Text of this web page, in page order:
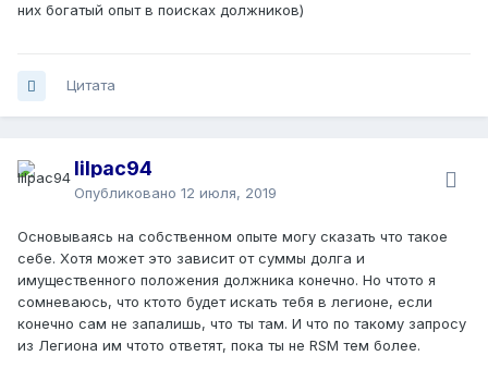
них богатый опыт в поисках должников)
Цитата
lilpac94
Опубликовано 12 июля, 2019
Основываясь на собственном опыте могу сказать что такое
себе. Хотя может это зависит от суммы долга и
имущественного положения должника конечно. Но чтото я
сомневаюсь, что ктото будет искать тебя в легионе, если
конечно сам не запалишь, что ты там. И что по такому запросу
из Легиона им чтото ответят, пока ты не RSM тем более.